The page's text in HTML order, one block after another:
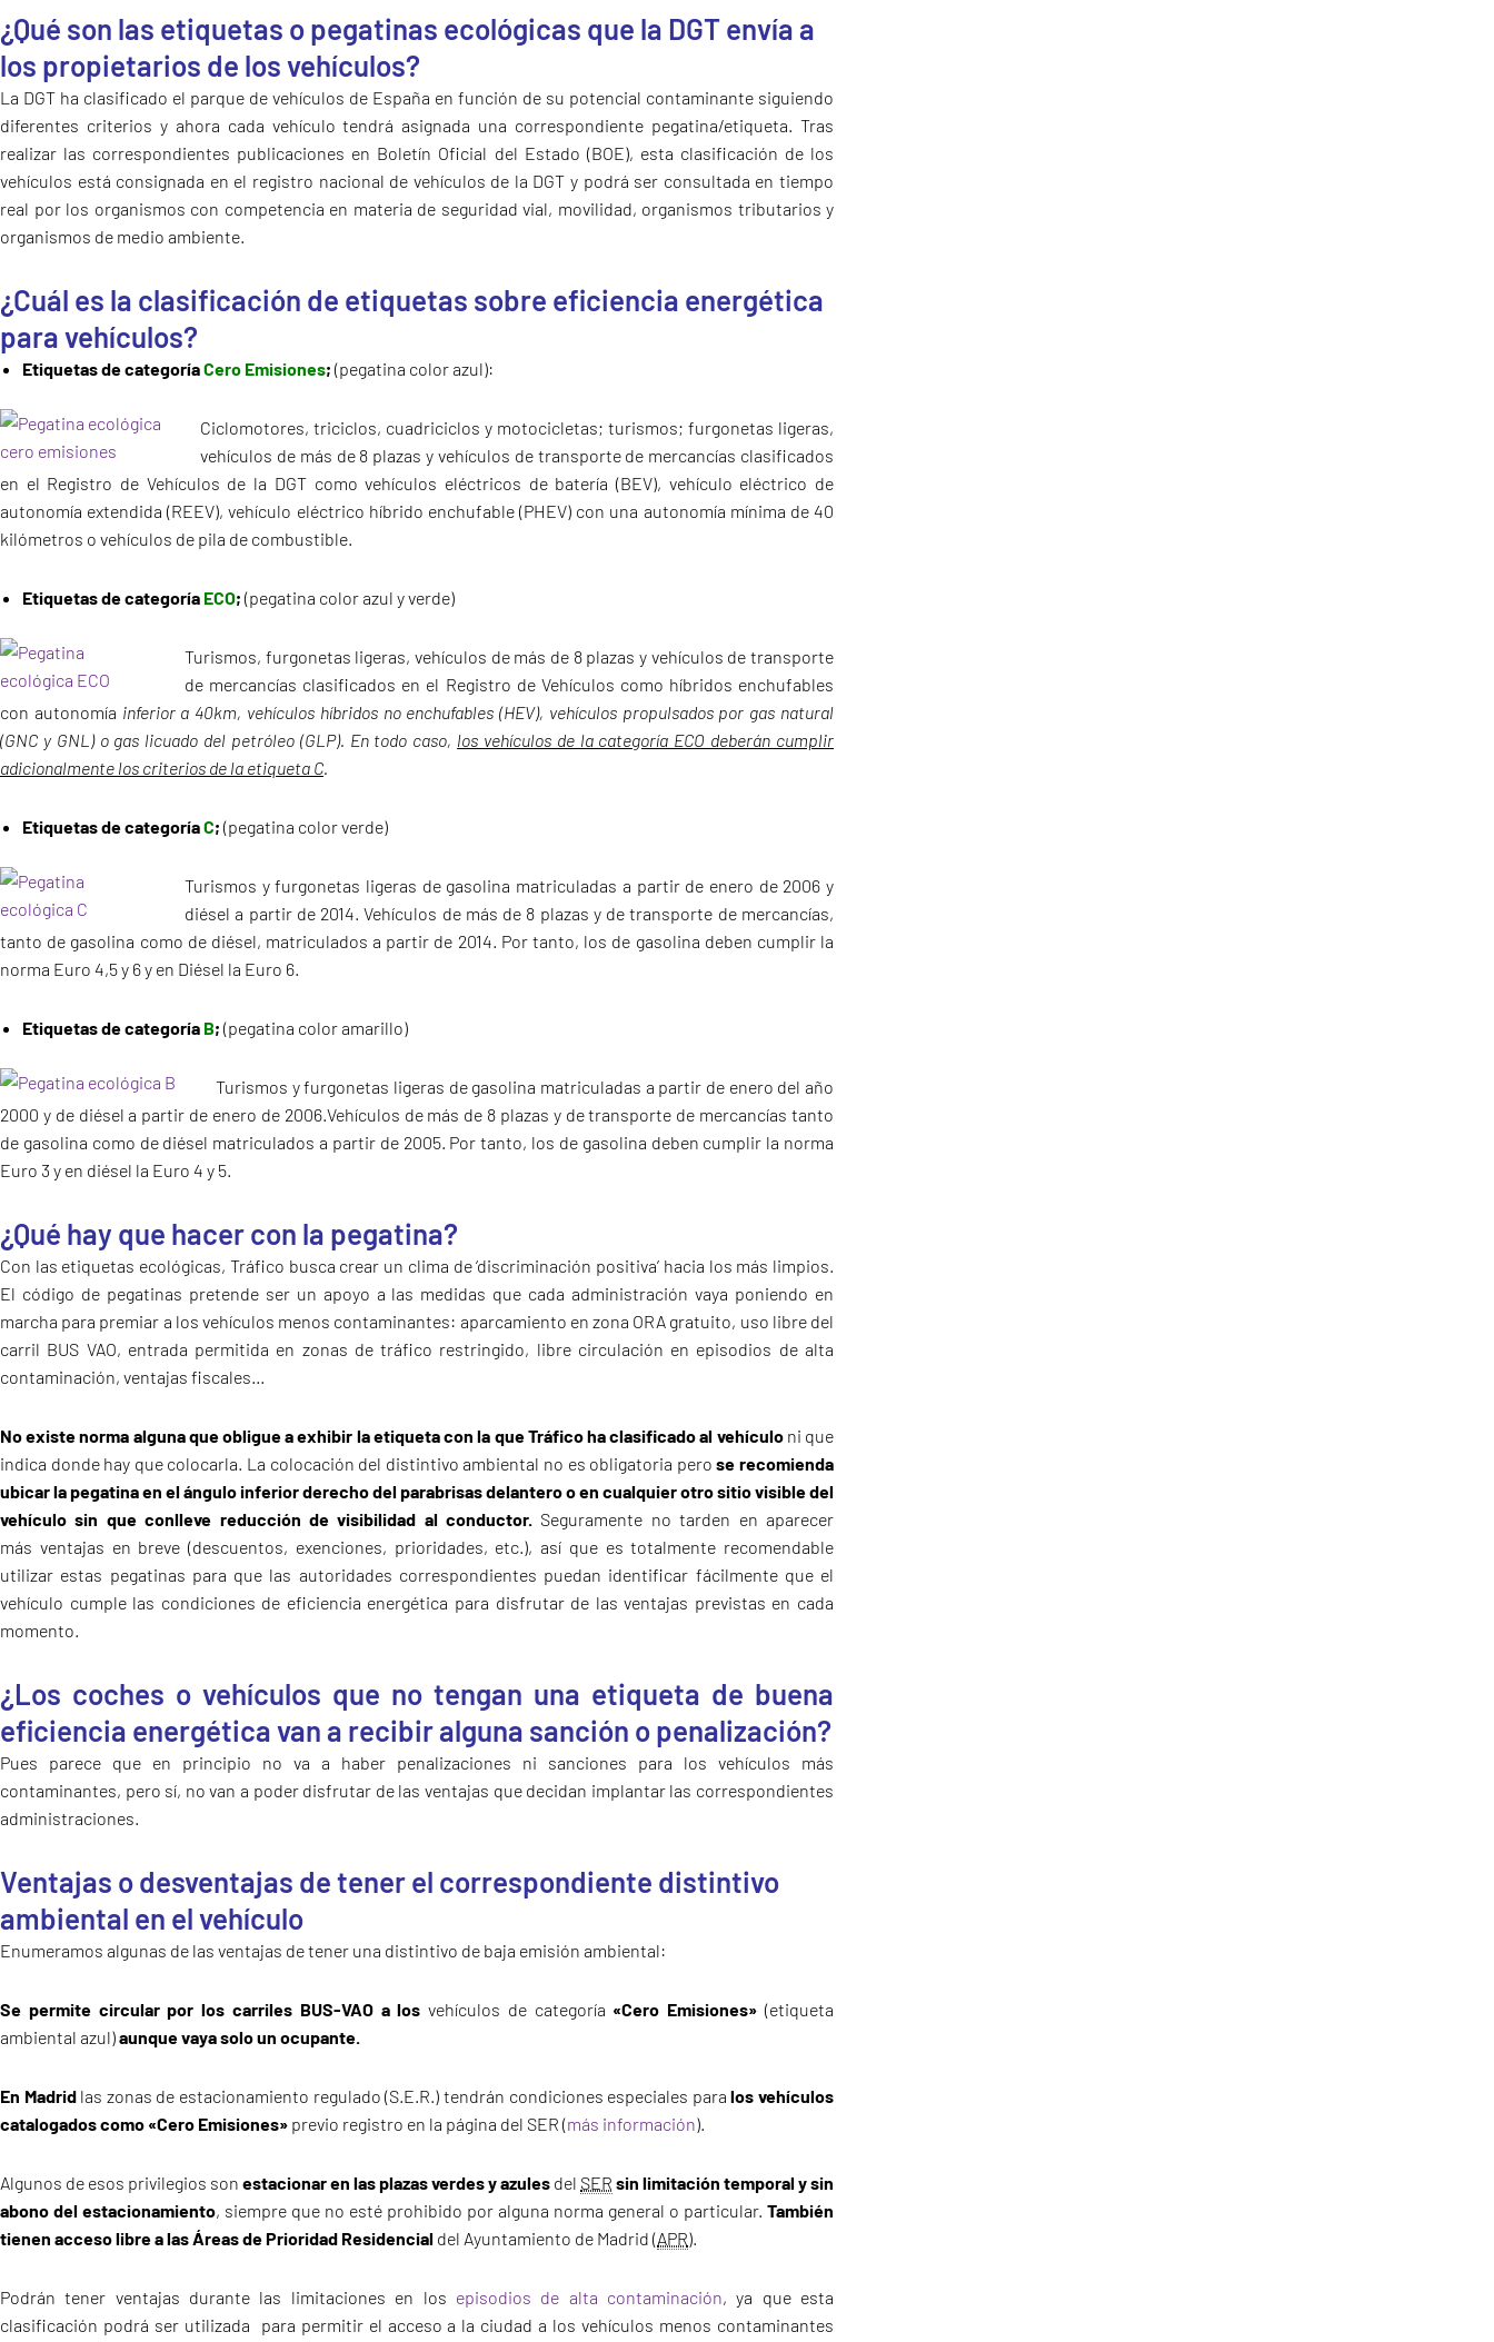
¿Qué son las etiquetas o pegatinas ecológicas que la DGT envía a
los propietarios de los vehículos?
La DGT ha clasificado el parque de vehículos de España en función de su potencial contaminante siguiendo
diferentes criterios y ahora cada vehículo tendrá asignada una correspondiente pegatina/etiqueta. Tras
realizar las correspondientes publicaciones en Boletín Oficial del Estado (BOE), esta clasificación de los
vehículos está consignada en el registro nacional de vehículos de la DGT y podrá ser consultada en tiempo
real por los organismos con competencia en materia de seguridad vial, movilidad, organismos tributarios y
organismos de medio ambiente.
¿Cuál es la clasificación de etiquetas sobre eficiencia energética
para vehículos?
Etiquetas de categoríaCero Emisiones; (pegatina color azul):
Ciclomotores, triciclos, cuadriciclos y motocicletas; turismos; furgonetas ligeras,
vehículos de más de 8 plazas y vehículos de transporte de mercancías clasificados
en el Registro de Vehículos de la DGT como vehículos eléctricos de batería (BEV), vehículo eléctrico de
autonomía extendida (REEV), vehículo eléctrico híbrido enchufable (PHEV) con una autonomía mínima de 40
kilómetros o vehículos de pila de combustible.
Etiquetas de categoría ECO; (pegatina color azul y verde)
Turismos, furgonetas ligeras, vehículos de más de 8 plazas y vehículos de transporte
de mercancías clasificados en el Registro de Vehículos como híbridos enchufables
con autonomía inferior a 40km, vehículos híbridos no enchufables (HEV), vehículos propulsados por gas natural
(GNC y GNL) o gas licuado del petróleo (GLP). En todo caso, los vehículos de la categoría ECO deberán cumplir
adicionalmente los criterios de la etiqueta C.
Etiquetas de categoríaC; (pegatina color verde)
Turismos y furgonetas ligeras de gasolina matriculadas a partir de enero de 2006 y
diésel a partir de 2014. Vehículos de más de 8 plazas y de transporte de mercancías,
tanto de gasolina como de diésel, matriculados a partir de 2014. Por tanto, los de gasolina deben cumplir la
norma Euro 4,5 y 6 y en Diésel la Euro 6.
Etiquetas de categoría B; (pegatina color amarillo)
Turismos y furgonetas ligeras de gasolina matriculadas a partir de enero del año
2000 y de diésel a partir de enero de 2006.Vehículos de más de 8 plazas y de transporte de mercancías tanto
de gasolina como de diésel matriculados a partir de 2005. Por tanto, los de gasolina deben cumplir la norma
Euro 3 y en diésel la Euro 4 y 5.
¿Qué hay que hacer con la pegatina?
Con las etiquetas ecológicas, Tráfico busca crear un clima de ‘discriminación positiva’ hacia los más limpios.
El código de pegatinas pretende ser un apoyo a las medidas que cada administración vaya poniendo en
marcha para premiar a los vehículos menos contaminantes: aparcamiento en zona ORA gratuito, uso libre del
carril BUS VAO, entrada permitida en zonas de tráfico restringido, libre circulación en episodios de alta
contaminación, ventajas fiscales…
No existe norma alguna que obligue a exhibir la etiqueta con la que Tráfico ha clasificado al vehículo ni que
indica donde hay que colocarla. La colocación del distintivo ambiental no es obligatoria perose recomienda
ubicar la pegatina en el ángulo inferior derecho del parabrisas delantero o en cualquier otro sitio visible del
vehículo sin que conlleve reducción de visibilidad al conductor. Seguramente no tarden en aparecer
más ventajas en breve (descuentos, exenciones, prioridades, etc.), así que es totalmente recomendable
utilizar estas pegatinas para que las autoridades correspondientes puedan identificar fácilmente que el
vehículo cumple las condiciones de eficiencia energética para disfrutar de las ventajas previstas en cada
momento.
¿Los coches o vehículos que no tengan una etiqueta de buena
eficiencia energética van a recibir alguna sanción o penalización?
Pues parece que en principio no va a haber penalizaciones ni sanciones para los vehículos más
contaminantes, pero sí, no van a poder disfrutar de las ventajas que decidan implantar las correspondientes
administraciones.
Ventajas o desventajas de tener el correspondiente distintivo
ambiental en el vehículo
Enumeramos algunas de las ventajas de tener una distintivo de baja emisión ambiental:
Se permite circular por los carriles BUS-VAO a los vehículos de categoría «Cero Emisiones» (etiqueta
ambiental azul)aunque vaya solo un ocupante.
En Madridlas zonas de estacionamiento regulado (S.E.R.) tendrán condiciones especiales para los vehículos
catalogados como «Cero Emisiones» previo registro en la página del SER (más información).
Algunos de esos privilegios son estacionar en las plazas verdes y azules del SER sin limitación temporal y sin
abono del estacionamiento, siempre que no esté prohibido por alguna norma general o particular. También
tienen acceso libre a las Áreas de Prioridad Residencial del Ayuntamiento de Madrid (APR).
Podrán tener ventajas durante las limitaciones en los episodios de alta contaminación, ya que esta
clasificación podrá ser utilizada para permitir el acceso a la ciudad a los vehículos menos contaminantes